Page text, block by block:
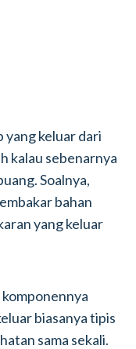
yang keluar dari
kalau sebenarnya
Soalnya,
bahan
yang keluar
komponennya
biasanya tipis
sama sekali.